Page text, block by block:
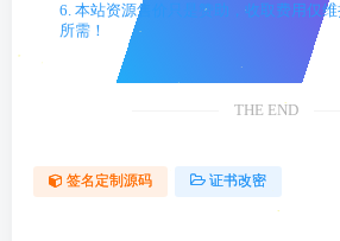
6. 本站资源售价只是赞助，收取费用仅
所需！
THE END
签名定制源码 证书改密